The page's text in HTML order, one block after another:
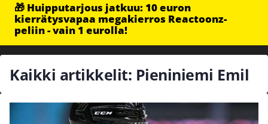
🎁 Huipputarjous jatkuu: 10 euron
kierrätysvapaa megakierros Reactoonz-
peliin - vain 1 eurolla!
Kaikki artikkelit: Pieniniemi Emil